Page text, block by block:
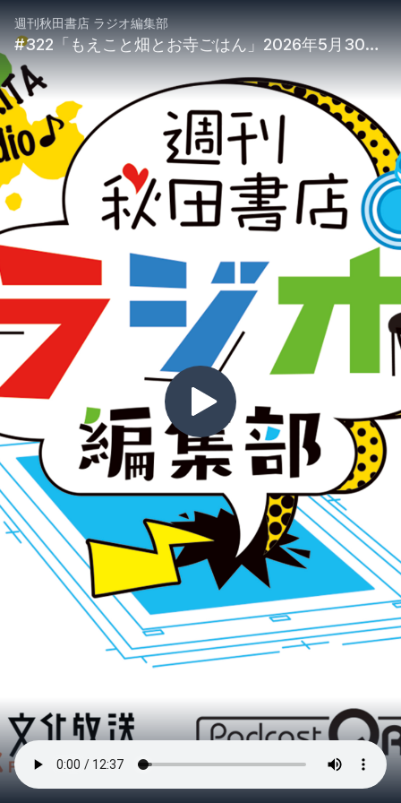
週刊秋田書店 ラジオ編集部
#322「もえこと畑とお寺ごはん」2026年5月30日放送